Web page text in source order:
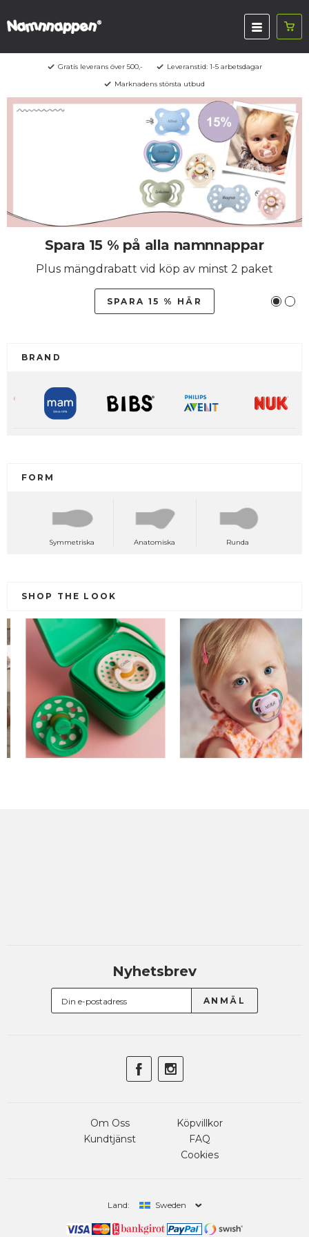
Gratis leverans över 500,-
Leveranstid: 1-5 arbetsdagar
Marknadens största utbud
Spara 15 % på alla namnnappar
Plus mängdrabatt vid köp av minst 2 paket
SPARA 15 % HÄR
BRAND
FORM
Symmetriska Anatomiska Runda
SHOP THE LOOK
Nyhetsbrev
Om Oss
Kundtjänst
Köpvillkor
FAQ
Cookies
Land: Sweden